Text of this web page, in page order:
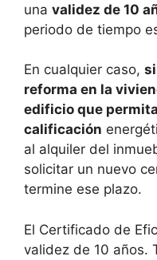
una validez de 10
periodo de tiempo
En cualquier caso,
reforma en la
edificio que
calificación
al alquiler del
solicitar un nuevo
termine ese plazo.
El Certificado de
validez de 10 años.